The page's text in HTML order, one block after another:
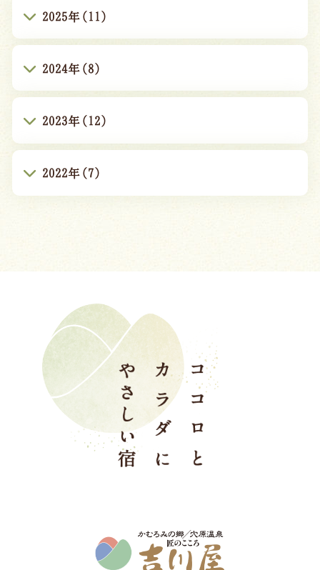
2025年(11)
2024年(8)
2023年(12)
2022年(7)